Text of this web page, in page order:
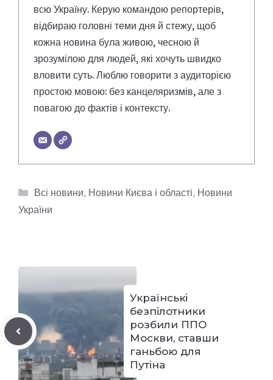
всю Україну. Керую командою репортерів,
відбираю головні теми дня й стежу, щоб
кожна новина була живою, чесною й
зрозумілою для людей, які хочуть швидко
вловити суть. Люблю говорити з аудиторією
простою мовою: без канцеляризмів, але з
повагою до фактів і контексту.
Категорії
Всі новини, Новини Києва і області, Новини
України
Українські
безпілотники
розбили ППО
Москви, ставши
ганьбою для
Путіна